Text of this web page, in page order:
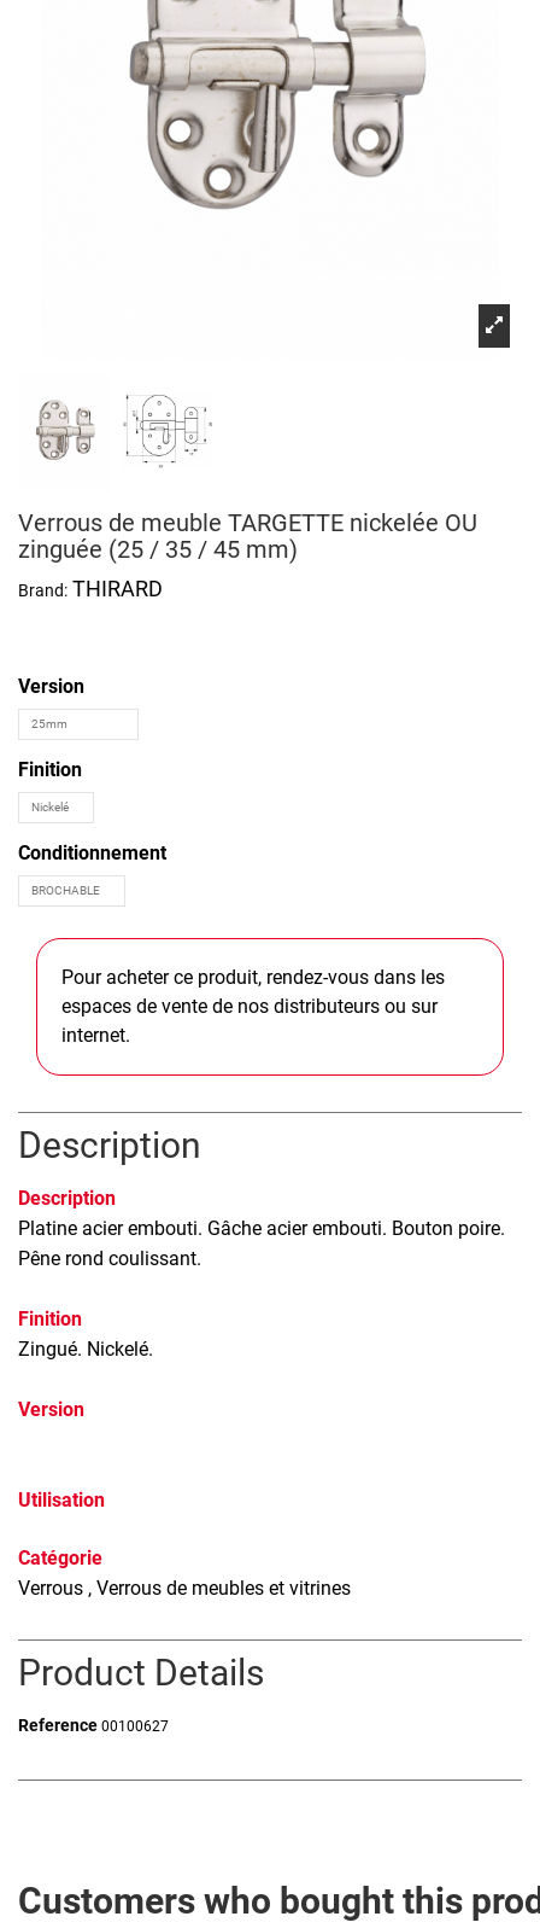
Verrous de meuble TARGETTE nickelée OU
zinguée (25 / 35 / 45 mm)
Brand: THIRARD
Version
Finition
Conditionnement
Pour acheter ce produit, rendez-vous dans les
espaces de vente de nos distributeurs ou sur
internet.
Description
Description
Platine acier embouti. Gâche acier embouti. Bouton poire.
Pêne rond coulissant.
Finition
Zingué. Nickelé.
Version
Utilisation
Catégorie
Verrous , Verrous de meubles et vitrines
Product Details
Reference 00100627
Customers who bought this